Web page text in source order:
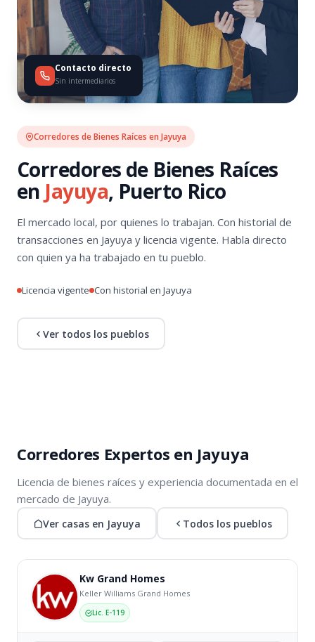
Corredores de Bienes Raíces en Jayuya
Corredores de Bienes Raíces
en Jayuya, Puerto Rico
El mercado local, por quienes lo trabajan. Con historial de
transacciones en Jayuya y licencia vigente. Habla directo
con quien ya ha trabajado en tu pueblo.
Licencia vigente Con historial en Jayuya
Ver todos los pueblos
Contacto directo
Sin intermediarios
Corredores Expertos en Jayuya
Licencia de bienes raíces y experiencia documentada en el
mercado de Jayuya.
Ver casas en Jayuya Todos los pueblos
Kw Grand Homes
Keller Williams Grand Homes
Lic. E-119